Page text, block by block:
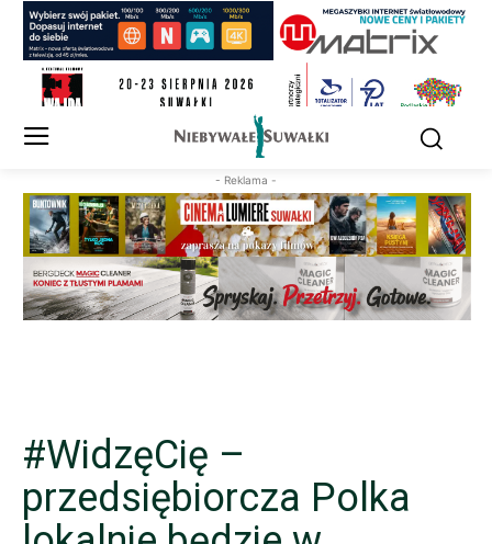
- Reklama -
#WidzęCię –
przedsiębiorcza Polka